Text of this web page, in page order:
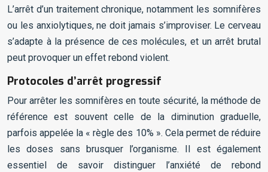
L’arrêt d’un traitement chronique, notamment les somnifères
ou les anxiolytiques, ne doit jamais s’improviser. Le cerveau
s’adapte à la présence de ces molécules, et un arrêt brutal
peut provoquer un effet rebond violent.
Protocoles d’arrêt progressif
Pour arrêter les somnifères en toute sécurité, la méthode de
référence est souvent celle de la diminution graduelle,
parfois appelée la « règle des 10% ». Cela permet de réduire
les doses sans brusquer l’organisme. Il est également
essentiel de savoir distinguer l’anxiété de rebond